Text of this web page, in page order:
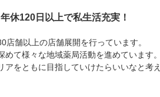
休120日以上で私生活充実！
舗以上の店舗展開を行っています。
て様々な地域薬局活動を進めています。
をともに目指していけたらいいなと考え